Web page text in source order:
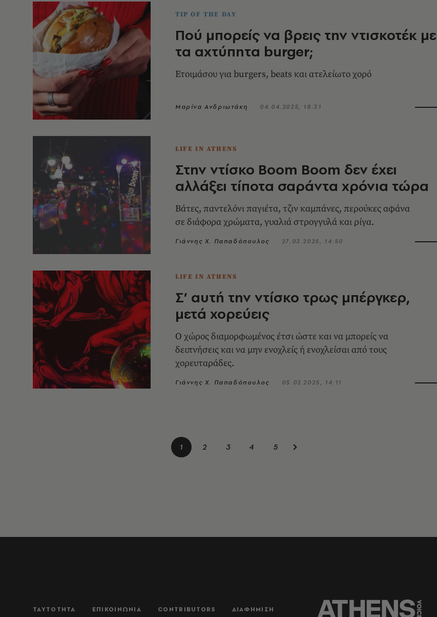
TIP OF THE DAY
Πού μπορείς να βρεις την ντισκοτέκ με
τα αχτύπητα burger;
Ετοιμάσου για burgers, beats και ατελείωτο χορό
Μαρίνα Ανδριωτάκη 04.04.2025, 18:31
LIFE IN ATHENS
Στην ντίσκο Boom Boom δεν έχει
αλλάξει τίποτα σαράντα χρόνια τώρα
Βάτες, παντελόνι παγιέτα, τζιν καμπάνες, περούκες αφάνα
σε διάφορα χρώματα, γυαλιά στρογγυλά και ρίγα.
Γιάννης Χ. Παπαδόπουλος 27.03.2025, 14:50
LIFE IN ATHENS
Σ’ αυτή την ντίσκο τρως μπέργκερ,
μετά χορεύεις
Ο χώρος διαμορφωμένος έτσι ώστε και να μπορείς να
δειπνήσεις και να μην ενοχλείς ή ενοχλείσαι από τους
χορευταράδες.
Γιάννης Χ. Παπαδόπουλος 05.02.2025, 14:11
1 2 3 4 5
ΤΑΥΤΟΤΗΤΑ ΕΠΙΚΟΙΝΩΝΙΑ CONTRIBUTORS ΔΙΑΦΗΜΙΣΗ